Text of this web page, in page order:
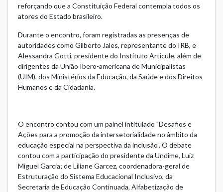
reforçando que a Constituição Federal contempla todos os
atores do Estado brasileiro.
Durante o encontro, foram registradas as presenças de
autoridades como Gilberto Jales, representante do IRB, e
Alessandra Gotti, presidente do Instituto Articule, além de
dirigentes da União Ibero-americana de Municipalistas
(UIM), dos Ministérios da Educação, da Saúde e dos Direitos
Humanos e da Cidadania.
O encontro contou com um painel intitulado "Desafios e
Ações para a promoção da intersetorialidade no âmbito da
educação especial na perspectiva da inclusão”. O debate
contou com a participação do presidente da Undime, Luiz
Miguel Garcia; de Liliane Garcez, coordenadora-geral de
Estruturação do Sistema Educacional Inclusivo, da
Secretaria de Educação Continuada, Alfabetização de